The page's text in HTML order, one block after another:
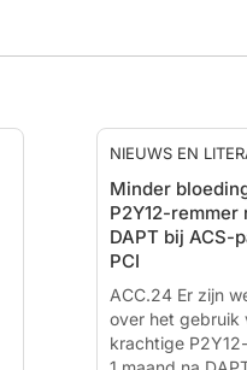
NIEUWS EN
Minder
P2Y12-remmer
DAPT bij ACS-
PCI
ACC.24 Er zijn
over het gebruik
krachtige